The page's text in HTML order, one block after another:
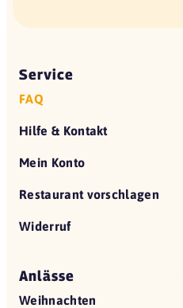
Service
FAQ
Hilfe & Kontakt
Mein Konto
Restaurant vorschlagen
Widerruf
Anlässe
Weihnachten